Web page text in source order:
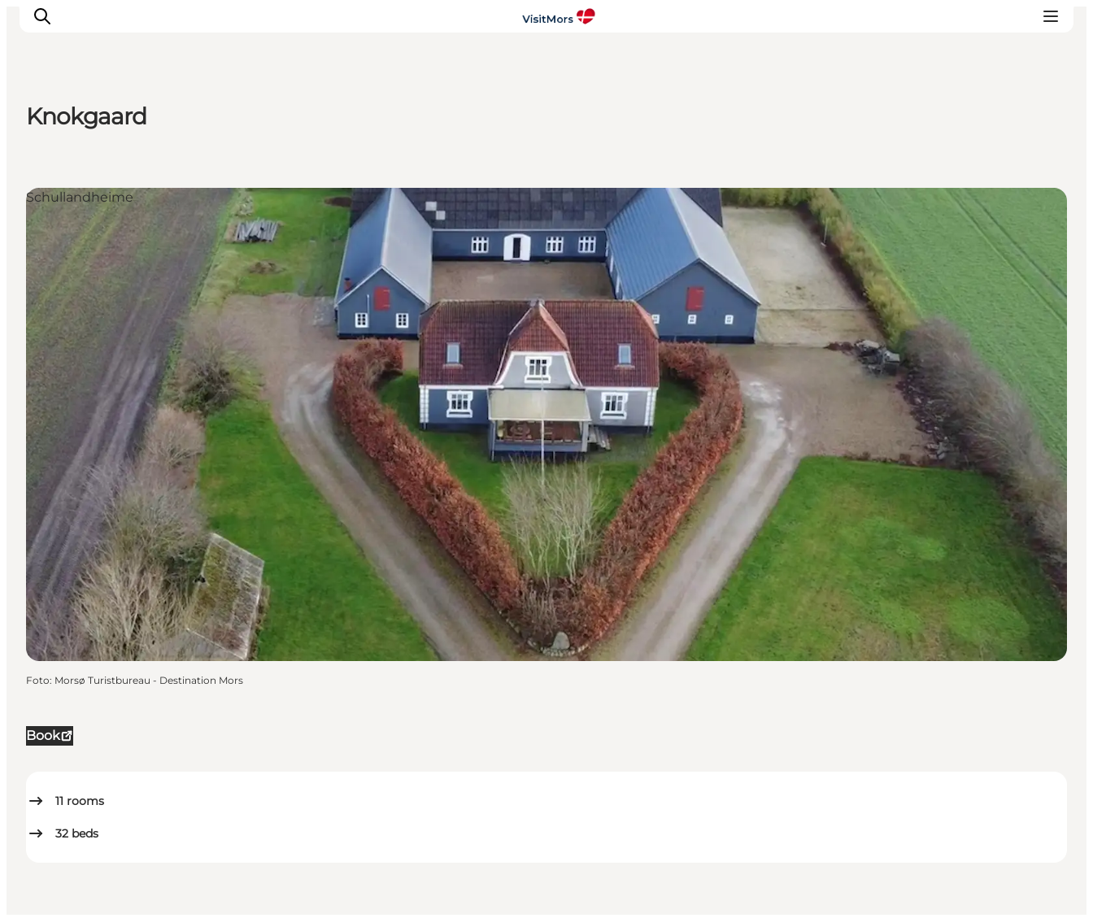
Infos über Mors
Unterkunft
Pauschalreisen / Urlaub
Planen Sie Ihre Reise
Knokgaard
Book
11 rooms
32 beds
Schullandheime
Foto: Morsø Turistbureau - Destination Mors